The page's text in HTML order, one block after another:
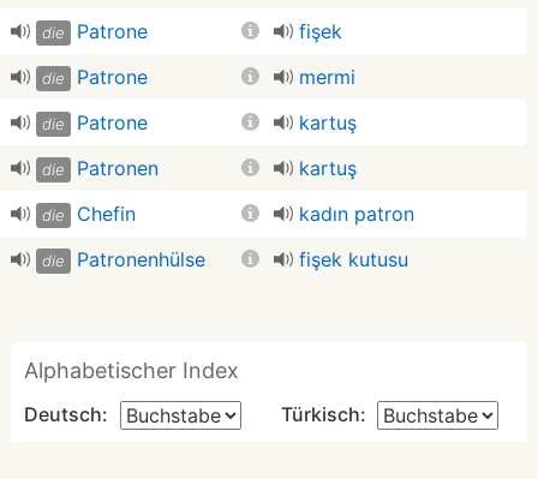
die Patrone fişek
die Patrone mermi
die Patrone kartuş
die Patronen kartuş
die Chefin kadın patron
die Patronenhülse fişek kutusu
Alphabetischer Index
Deutsch: Türkisch: